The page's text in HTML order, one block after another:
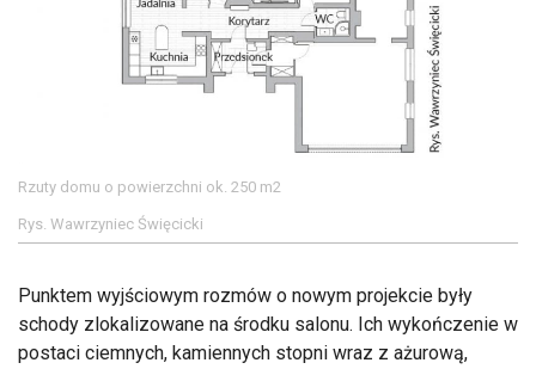
Rzuty domu o powierzchni ok. 250 m2
Rys. Wawrzyniec Święcicki
Punktem wyjściowym rozmów o nowym projekcie były
schody zlokalizowane na środku salonu. Ich wykończenie w
postaci ciemnych, kamiennych stopni wraz z ażurową,